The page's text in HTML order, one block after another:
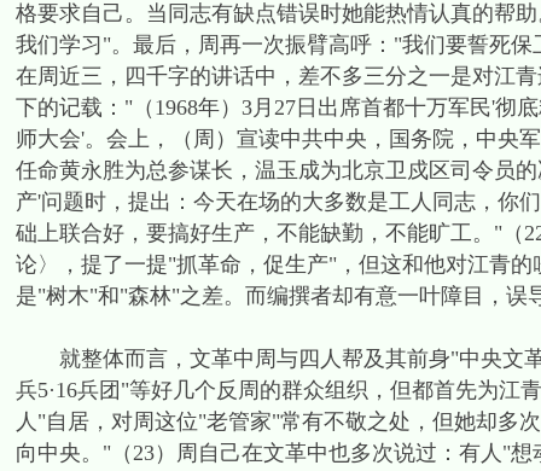
格要求自己。当同志有缺点错误时她能热情认真的帮
我们学习"。最后，周再一次振臂高呼："我们要誓死
在周近三，四千字的讲话中，差不多三分之一是对江
下的记载："（1968年）3月27日出席首都十万军民'彻
师大会'。会上，（周）宣读中共中央，国务院，中央
任命黄永胜为总参谋长，温玉成为北京卫戍区司令员
产'问题时，提出：今天在场的大多数是工人同志，你
础上联合好，要搞好生产，不能缺勤，不能旷工。"（
论〉，提了一提"抓革命，促生产"，但这和他对江青
是"树木"和"森林"之差。而编撰者却有意一叶障目，误
就整体而言，文革中周与四人帮及其前身"中央文革
兵5·16兵团"等好几个反周的群众组织，但都首先为
人"自居，对周这位"老管家"常有不敬之处，但她却
向中央。"（23）周自己在文革中也多次说过：有人"